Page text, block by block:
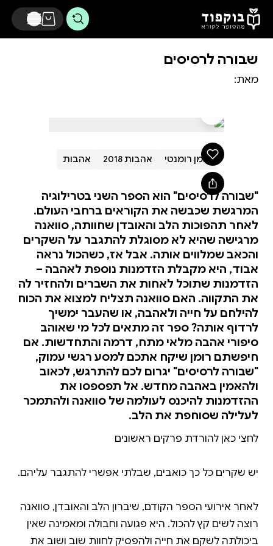
דלג לתוכן הראשי
שבורה לרסיסים
מאת:
רומן רומנטי אהבות 2018 אהבות
"שבורה לרסיסים" הוא הספר השני בטרילוגיה
המרגשת שכבשה את הקוראים ברחבי העולם.
לאחר תהפוכות הלב והאובדן שחוותה, סוואנה
מרגישה שהיא לא מסוגלת להתגבר על השקרים
והכאב שמלווים אותה. אבל אז, כשהכול נראה
אבוד, היא מקבלת הזדמנות נוספת לאהבה –
הזדמנות שתוכל לאחות את השברים ולהחזיר לה
את התקווה. האם סוואנה תצליח למצוא את הכוח
להילחם על חייה ולאהבה, או שהעבר ימשיך
לרדוף אותה? ספר זה מתאים לכל מי שאוהב
סיפורי אהבה מלאי מתח, דרמה והתחדשות. אם
חיפשתם רומן שיקח אתכם למסע רגשי עמוק,
"שבורה לרסיסים" יגרום לכם להתרגש, לכאוב
ולהאמין באהבה מחדש. אל תפספסו את
ההזדמנות להיכנס לעולמה של סוואנה ולהתמכר
לעלילה שסוחפת את הלב.
לאחר אירועי הספר הקודם, שיברון הלב והאובדן, סוואנה
רוצה לשים קץ להכול. היא פגועה וחבולה ומאמינה שאין
ביכולתה לשקם את חייה ולהפסיק לחוות שוב ושוב את